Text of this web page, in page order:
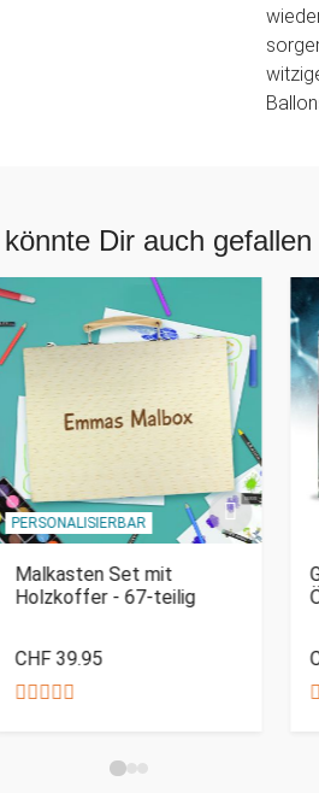
Dir auch gefallen
PERSONALISIERBAR
Malkasten Set mit
Holzkoffer - 67-teilig
CHF 39.95